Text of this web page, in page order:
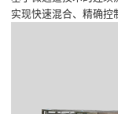
实现快速混合、精确控